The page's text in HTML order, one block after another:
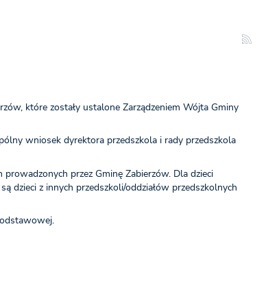
które zostały ustalone Zarządzeniem Wójta Gminy
wniosek dyrektora przedszkola i rady przedszkola
przez Gminę Zabierzów. Dla dzieci
dzieci z innych przedszkoli/oddziałów przedszkolnych